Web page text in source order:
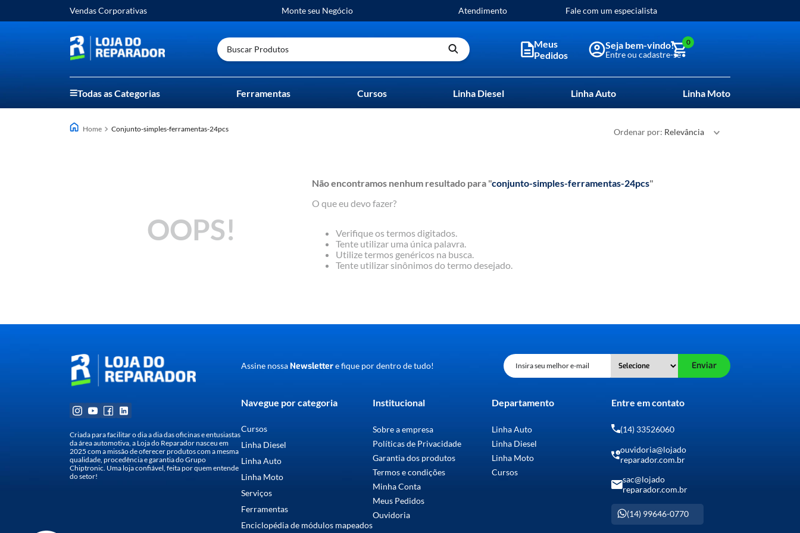
Vendas Corporativas Monte seu Negócio Atendimento Fale com um especialista
Buscar Produtos
Meus
Pedidos
0
Cursos Linha Diesel Linha Auto Linha Moto
Ferramentas
Todas as Categorias
conjunto-simples-ferramentas-24pcs Ordenar por Relevância
OOPS!
Não encontramos nenhum resultado para "conjunto-simples-ferramentas-24pcs"
O que eu devo fazer?
Verifique os termos digitados.
Tente utilizar uma única palavra.
Utilize termos genéricos na busca.
Tente utilizar sinônimos do termo desejado.
Criada para facilitar o dia a dia das oficinas e entusiastas
da área automotiva, a Loja do Reparador nasceu em
2025 com a missão de oferecer produtos com a mesma
qualidade, procedência e garantia do Grupo
Chiptronic. Uma loja confiável, feita por quem entende
do setor!
Assine nossa Newslettere fique por dentro de tudo! Enviar
Navegue por categoria
Cursos
Linha Diesel
Linha Auto
Linha Moto
Serviços
Ferramentas
Enciclopédia de módulos mapeados
Institucional
Sobre a empresa
Políticas de Privacidade
Garantia dos produtos
Termos e condições
Minha Conta
Meus Pedidos
Ouvidoria
Departamento
Linha Auto
Linha Diesel
Linha Moto
Cursos
Entre em contato
(14) 33526060
ouvidoria@lojado
reparador.com.br
sac@lojado
reparador.com.br
(14) 99646-0770